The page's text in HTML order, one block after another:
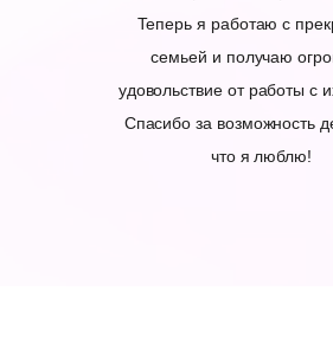
Теперь я работаю с
семьей и получаю
удовольствие от работы с
Спасибо за возможность
что я люблю!